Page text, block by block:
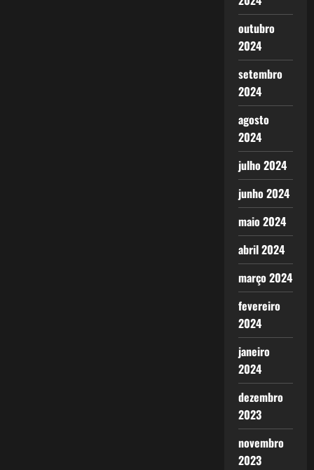
outubro
2024
setembro
2024
agosto
2024
julho 2024
junho 2024
maio 2024
abril 2024
março 2024
fevereiro
2024
janeiro
2024
dezembro
2023
novembro
2023